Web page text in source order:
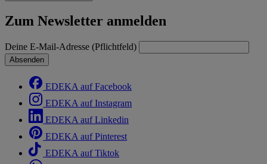
Zum Newsletter anmelden
Deine E-Mail-Adresse (Pflichtfeld)
Absenden
EDEKA auf Facebook
EDEKA auf Instagram
EDEKA auf Linkedin
EDEKA auf Pinterest
EDEKA auf Tiktok